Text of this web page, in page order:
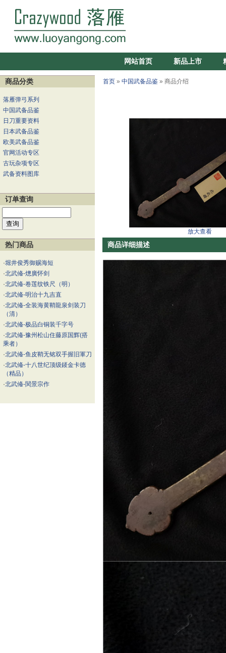
网站首页 新品上市
商品分类
落雁弹弓系列
中国武备品鉴
日刀重要资料
日本武备品鉴
欧美武备品鉴
官网活动专区
古玩杂项专区
武备资料图库
订单查询
热门商品
·堀井俊秀御赐海短
·北武偹-熜廣怀剑
·北武偹-卷莲纹铁尺（明）
·北武偹-明治十九吉直
·北武偹-全装海黄鞘龍泉剑装刀
（清）
·北武偹-极品白铜装千字号
·北武偹-豫州松山住藤原国辉(搭
乘者）
·北武偹-鱼皮鞘无铭双手握旧軍刀
·北武偹-十八世纪顶级錽金卡德
（精品）
·北武偹-関景宗作
首页 » 中国武备品鉴 » 商品介绍
放大查看
商品详细描述